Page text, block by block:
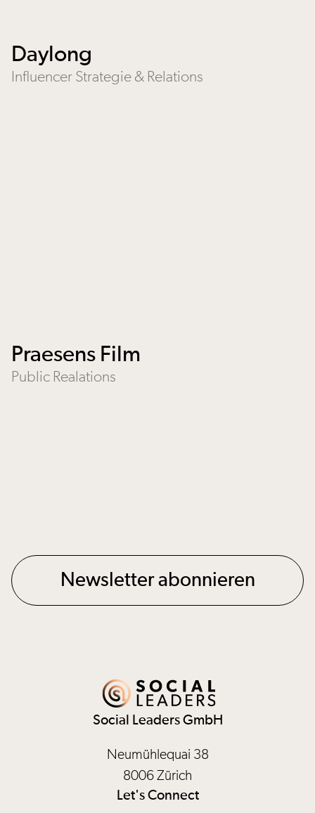
Daylong
Influencer Strategie & Relations
Praesens Film
Public Realations
Newsletter abonnieren
Social Leaders GmbH
Neumühlequai 38
8006 Zürich
Let's Connect